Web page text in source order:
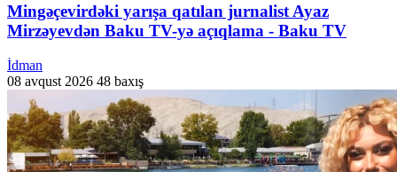
Mingəçevirdəki yarışa qatılan jurnalist Ayaz
Mirzəyevdən Baku TV-yə açıqlama - Baku TV
İdman
08 avqust 2026 48 baxış